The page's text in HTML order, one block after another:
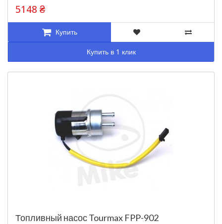
5148 ₴
Купить
Купить в 1 клик
Топливный насос Tourmax FPP-902